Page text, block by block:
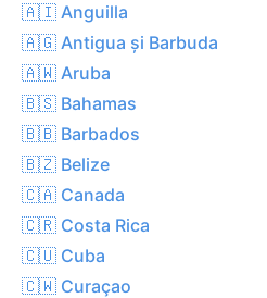
🇦🇮 Anguilla
🇦🇬 Antigua și Barbuda
🇦🇼 Aruba
🇧🇸 Bahamas
🇧🇧 Barbados
🇧🇿 Belize
🇨🇦 Canada
🇨🇷 Costa Rica
🇨🇺 Cuba
🇨🇼 Curaçao